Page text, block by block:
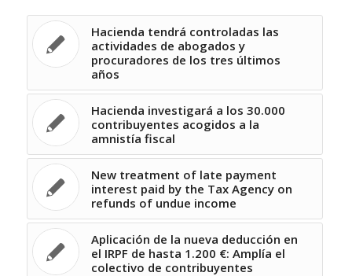
Hacienda tendrá controladas las
actividades de abogados y
procuradores de los tres últimos
años
Hacienda investigará a los 30.000
contribuyentes acogidos a la
amnistía fiscal
New treatment of late payment
interest paid by the Tax Agency on
refunds of undue income
Aplicación de la nueva deducción en
el IRPF de hasta 1.200 €: Amplía el
colectivo de contribuyentes